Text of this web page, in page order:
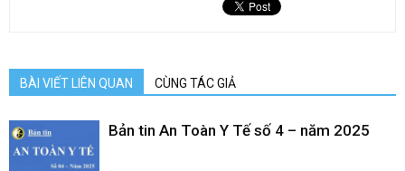
BÀI VIẾT LIÊN QUAN CÙNG TÁC GIẢ
Bản tin An Toàn Y Tế số 4 – năm 2025